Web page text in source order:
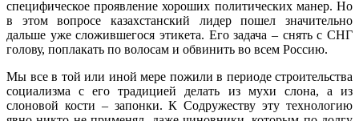
специфическое проявление хороших политических манер. Но
в этом вопросе казахстанский лидер пошел значительно
дальше уже сложившегося этикета. Его задача – снять с СНГ
голову, поплакать по волосам и обвинить во всем Россию.
Мы все в той или иной мере пожили в периоде строительства
социализма с его традицией делать из мухи слона, а из
слоновой кости – запонки. К Содружеству эту технологию